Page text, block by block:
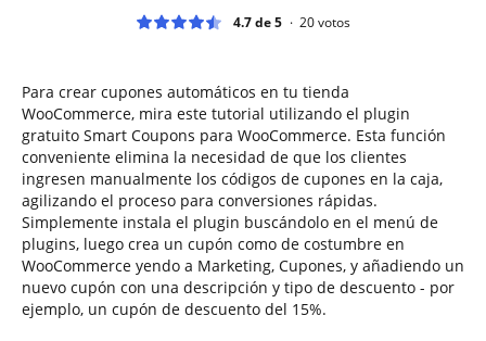
4.7 de 5 20votos
Para crear cupones automáticos en tu tienda
WooCommerce, mira este tutorial utilizando el plugin
gratuito Smart Coupons para WooCommerce. Esta función
conveniente elimina la necesidad de que los clientes
ingresen manualmente los códigos de cupones en la caja,
agilizando el proceso para conversiones rápidas.
Simplemente instala el plugin buscándolo en el menú de
plugins, luego crea un cupón como de costumbre en
WooCommerce yendo a Marketing, Cupones, y añadiendo un
nuevo cupón con una descripción y tipo de descuento - por
ejemplo, un cupón de descuento del 15%.